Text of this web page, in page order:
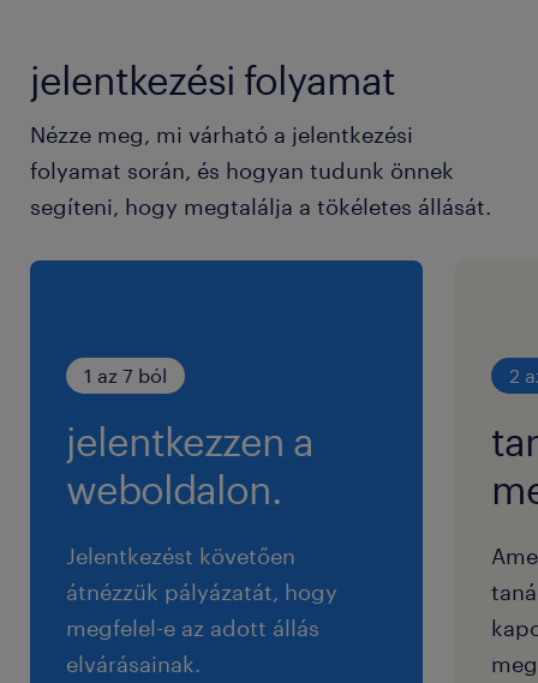
ADR ismeretek
Raktárkezelésben szerzett tapasztalat
Amit kínálunk / Offer
bejárás támogatása
iskolakezdési támogatás
melegétkezési lehetőség kedvezményes
támogatás (egy összegben belépéskor,
valamint havi rendszerességgel is)
jelentkezési folyamat
Nézze meg, mi várható a jelentkezési
folyamat során, és hogyan tudunk önnek
segíteni, hogy megtalálja a tökéletes állását.
1 az 7 ból
jelentkezzen a
weboldalon.
Jelentkezést követően
átnézzük pályázatát, hogy
megfelel-e az adott állás
elvárásainak.
2